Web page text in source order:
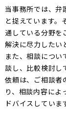
当事務所では、弁
と捉えています。
通している分野を
解決に尽力したい
また、相談につ
談し、比較検討し
依頼は、ご相談者
り、相談内容に
ドバイスしていま